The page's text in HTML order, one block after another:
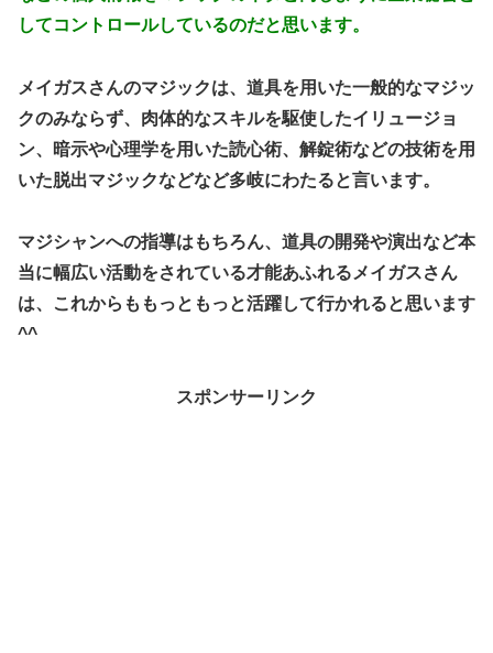
してコントロールしているのだと思います。
メイガスさんのマジックは、道具を用いた一般的なマジッ
クのみならず、肉体的なスキルを駆使したイリュージョ
ン、暗示や心理学を用いた読心術、解錠術などの技術を用
いた脱出マジックなどなど多岐にわたると言います。
マジシャンへの指導はもちろん、道具の開発や演出など本
当に幅広い活動をされている才能あふれるメイガスさん
は、これからももっともっと活躍して行かれると思います
^^
スポンサーリンク